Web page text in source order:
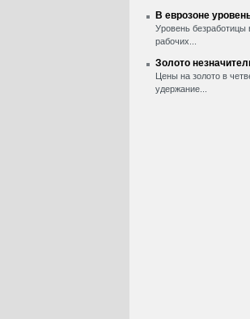
В еврозоне
Уровень безработицы
рабочих...
Золото
Цены на золото в
удержание...